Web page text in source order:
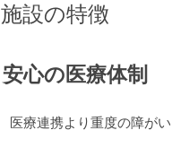
施設の特徴
安心の医療体制
医療連携より重度の障が